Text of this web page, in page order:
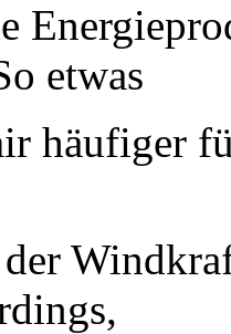
etwas
häufiger